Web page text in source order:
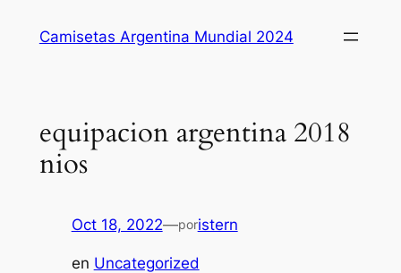
Camisetas Argentina Mundial 2024
equipacion argentina 2018
nios
Oct 18, 2022—poristern
en Uncategorized